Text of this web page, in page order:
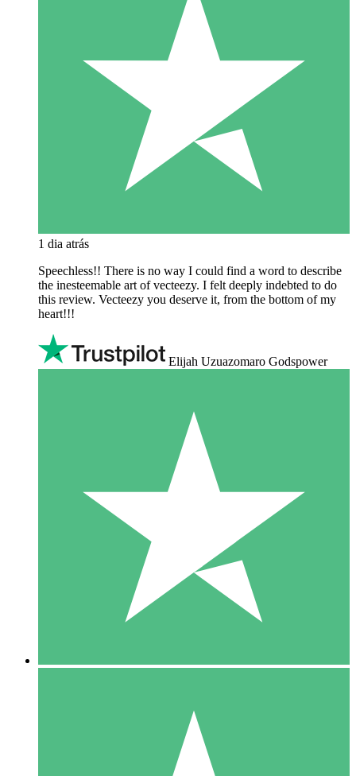
1 dia atrás
Speechless!! There is no way I could find a word to describe
the inesteemable art of vecteezy. I felt deeply indebted to do
this review. Vecteezy you deserve it, from the bottom of my
heart!!!
Elijah Uzuazomaro Godspower